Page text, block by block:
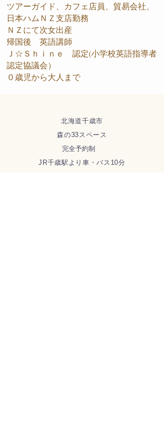
ツアーガイド、カフェ店員、貿易会社、
日本ハムＮＺ支店勤務
ＮＺにて次女出産
帰国後 英語講師
Ｊ☆Ｓｈｉｎｅ 認定(小学校英語指導者
認定協議会）
０歳児から大人まで
北海道千歳市
森の33スペース
完全予約制
​JR千歳駅より車・バス10分